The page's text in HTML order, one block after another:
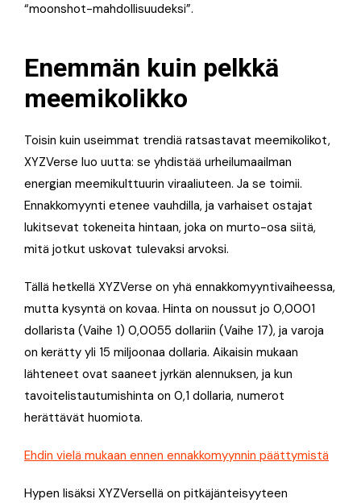
“moonshot-mahdollisuudeksi”.
Enemmän kuin pelkkä
meemi­kolikko
Toisin kuin useimmat trendiä ratsastavat meemi­kolikot,
XYZVerse luo uutta: se yhdistää urheilumaailman
energian meemi­kulttuurin viraaliuteen. Ja se toimii.
Ennakkomyynti etenee vauhdilla, ja varhaiset ostajat
lukitsevat tokeneita hintaan, joka on murto-osa siitä,
mitä jotkut uskovat tulevaksi arvoksi.
Tällä hetkellä XYZVerse on yhä ennakkomyyntivaiheessa,
mutta kysyntä on kovaa. Hinta on noussut jo 0,0001
dollarista (Vaihe 1) 0,0055 dollariin (Vaihe 17), ja varoja
on kerätty yli 15 miljoonaa dollaria. Aikaisin mukaan
lähteneet ovat saaneet jyrkän alennuksen, ja kun
tavoitelistautumishinta on 0,1 dollaria, numerot
herättävät huomiota.
Ehdin vielä mukaan ennen ennakkomyynnin päättymistä
Hypen lisäksi XYZVersellä on pitkäjänteisyyteen